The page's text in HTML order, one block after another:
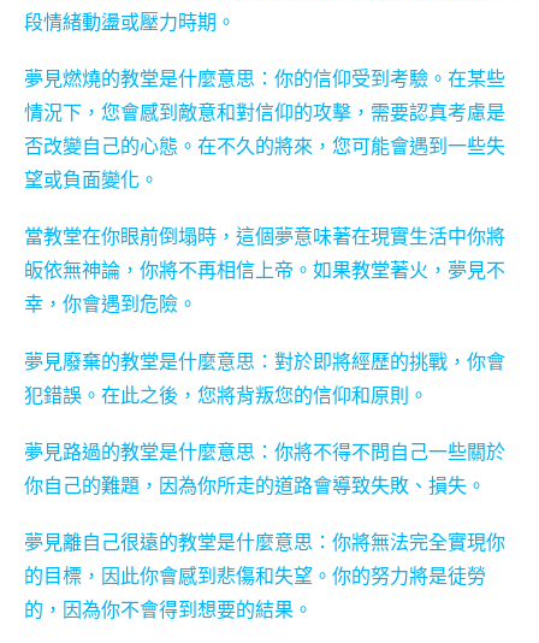
段情緒動盪或壓力時期。
夢見燃燒的教堂是什麼意思：你的信仰受到考驗。在某些
情況下，您會感到敵意和對信仰的攻擊，需要認真考慮是
否改變自己的心態。在不久的將來，您可能會遇到一些失
望或負面變化。
當教堂在你眼前倒塌時，這個夢意味著在現實生活中你將
皈依無神論，你將不再相信上帝。如果教堂著火，夢見不
幸，你會遇到危險。
夢見廢棄的教堂是什麼意思：對於即將經歷的挑戰，你會
犯錯誤。在此之後，您將背叛您的信仰和原則。
夢見路過的教堂是什麼意思：你將不得不問自己一些關於
你自己的難題，因為你所走的道路會導致失敗、損失。
夢見離自己很遠的教堂是什麼意思：你將無法完全實現你
的目標，因此你會感到悲傷和失望。你的努力將是徒勞
的，因為你不會得到想要的結果。